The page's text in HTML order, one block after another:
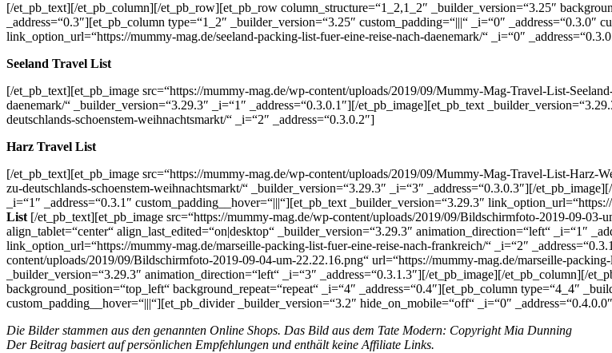
[/et_pb_text][/et_pb_column][/et_pb_row][et_pb_row column_structure=“1_2,1_2″ _builder_version=“3.25″
_address=“0.3″][et_pb_column type=“1_2″ _builder_version=“3.25″ custom_padding=“|||“ _i=“0″ _address=“0.3.0″
link_option_url=“https://mummy-mag.de/seeland-packing-list-fuer-eine-reise-nach-daenemark/“ _i=“0″
Seeland Travel List
[/et_pb_text][et_pb_image src=“https://mummy-mag.de/wp-content/uploads/2019/09/Mummy-Mag-Travel-List-
daenemark/“ _builder_version=“3.29.3″ _i=“1″ _address=“0.3.0.1″][/et_pb_image][et_pb_text
deutschlands-schoenstem-weihnachtsmarkt/“ _i=“2″ _address=“0.3.0.2″]
Harz Travel List
[/et_pb_text][et_pb_image src=“https://mummy-mag.de/wp-content/uploads/2019/09/Mummy-Mag-Travel-List-Harz-
zu-deutschlands-schoenstem-weihnachtsmarkt/“ _builder_version=“3.29.3″ _i=“3″ _address=“0.3.0.3″][/
_i=“1″ _address=“0.3.1″ custom_padding__hover=“|||“][et_pb_text _builder_version=“3.29.3″
List [/et_pb_text][et_pb_image src=“https://mummy-mag.de/wp-content/uploads/2019/09/Bildschirmfoto-2019-09-
align_tablet=“center“ align_last_edited=“on|desktop“ _builder_version=“3.29.3″ animation_direction=“left“ _i=“1″
link_option_url=“https://mummy-mag.de/marseille-packing-list-fuer-eine-reise-nach-frankreich/“ _i=“2″
content/uploads/2019/09/Bildschirmfoto-2019-09-04-um-22.22.16.png“ url=“https://mummy-mag.de/marseille-
_builder_version=“3.29.3″ animation_direction=“left“ _i=“3″ _address=“0.3.1.3″][/et_pb_image][/et_pb_column][/
background_position=“top_left“ background_repeat=“repeat“ _i=“4″ _address=“0.4″][et_pb_column type=“4_4″
custom_padding__hover=“|||“][et_pb_divider _builder_version=“3.2″ hide_on_mobile=“off“ _i=“0″
Die Bilder stammen aus den genannten Online Shops. Das Bild aus dem Tate Modern: Copyright Mia Dunning
Der Beitrag basiert auf persönlichen Empfehlungen und enthält keine Affiliate Links.